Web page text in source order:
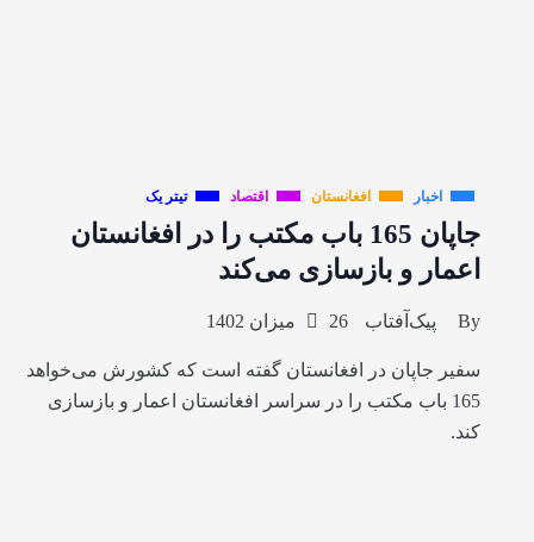
اخبار افغانستان اقتصاد تیتر یک
جاپان 165 باب مکتب را در افغانستان
اعمار و بازسازی می‌کند
By پیک‌آفتاب 26 میزان 1402
سفیر جاپان در افغانستان گفته است که کشورش می‌خواهد
165 باب مکتب را در سراسر افغانستان اعمار و بازسازی
کند.